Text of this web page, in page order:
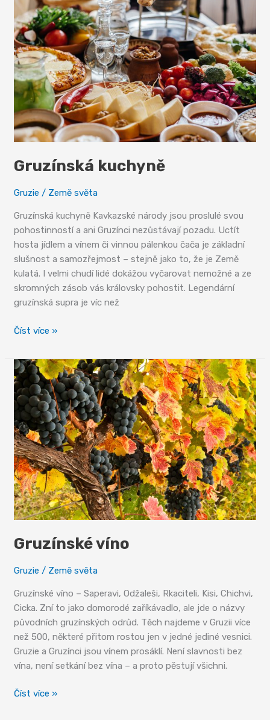
Gruzínská kuchyně
Gruzie / Země světa
Gruzínská kuchyně Kavkazské národy jsou proslulé svou
pohostinností a ani Gruzínci nezůstávají pozadu. Uctít
hosta jídlem a vínem či vinnou pálenkou čača je základní
slušnost a samozřejmost – stejně jako to, že je Země
kulatá. I velmi chudí lidé dokážou vyčarovat nemožné a ze
skromných zásob vás královsky pohostit. Legendární
gruzínská supra je víc než
Gruzínská
Číst více »
Gruzínské víno
Gruzie / Země světa
Gruzínské víno – Saperavi, Odžaleši, Rkaciteli, Kisi, Chichvi,
Cicka. Zní to jako domorodé zaříkávadlo, ale jde o názvy
původních gruzínských odrůd. Těch najdeme v Gruzii více
než 500, některé přitom rostou jen v jedné jediné vesnici.
Gruzie a Gruzínci jsou vínem prosáklí. Není slavnosti bez
vína, není setkání bez vína – a proto pěstují všichni.
Gruzínské
Číst více »